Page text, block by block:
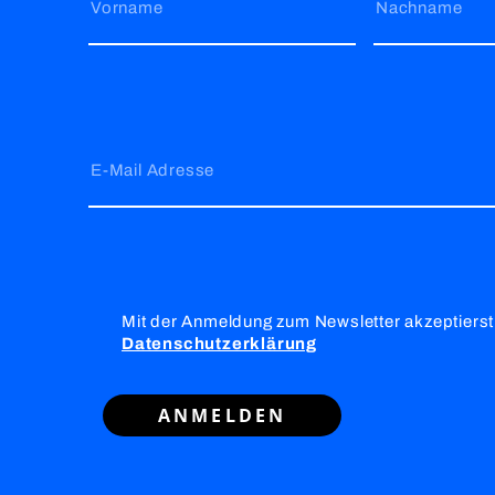
Vorname
E-Mail Adresse
Nachname
Mit der Anmeldung zum Newsletter
Datenschutzerklärung
ANMELDEN